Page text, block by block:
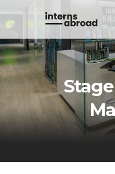
to
content